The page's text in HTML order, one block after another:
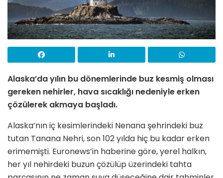
Alaska’da yılın bu dönemlerinde buz kesmiş olması
gereken nehirler, hava sıcaklığı nedeniyle erken
çözülerek akmaya başladı.
Alaska’nın iç kesimlerindeki Nenana şehrindeki buz
tutan Tanana Nehri, son 102 yılda hiç bu kadar erken
erimemişti. Euronews’in haberine göre, yerel halkın,
her yıl nehirdeki buzun çözülüp üzerindeki tahta